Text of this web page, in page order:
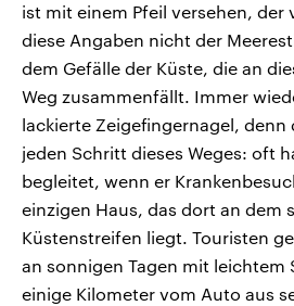
ist mit einem Pfeil versehen, der
diese Angaben nicht der
dem Gefälle der Küste, die an
Weg zusammenfällt. Immer
lackierte Zeigefingernagel, denn
jeden Schritt dieses Weges: oft
begleitet, wenn er
einzigen Haus, das dort an dem
Küstenstreifen liegt. Touristen
an sonnigen Tagen mit leichtem
einige Kilometer vom Auto aus